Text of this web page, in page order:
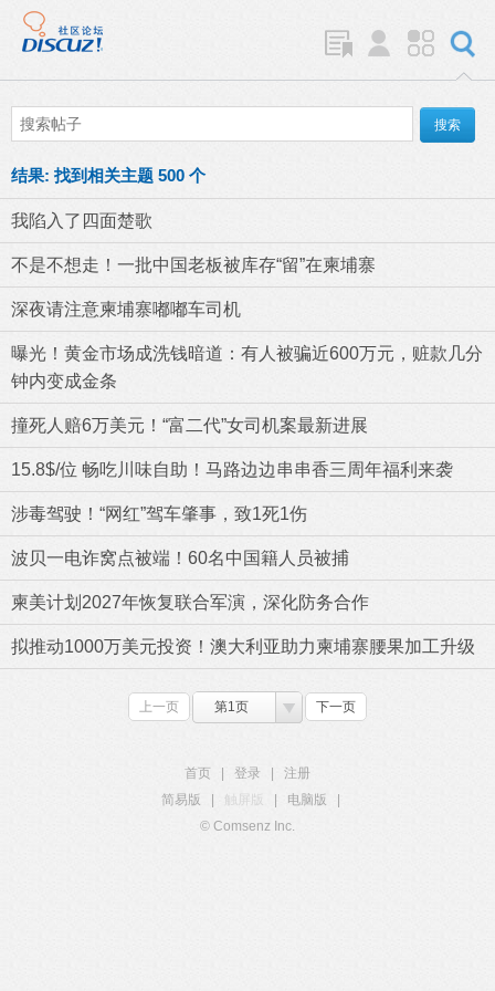
结果: 找到相关主题 500 个
我陷入了四面楚歌
不是不想走！一批中国老板被库存“留”在柬埔寨
深夜请注意柬埔寨嘟嘟车司机
曝光！黄金市场成洗钱暗道：有人被骗近600万元，赃款几分
钟内变成金条
撞死人赔6万美元！“富二代”女司机案最新进展
15.8$/位 畅吃川味自助！马路边边串串香三周年福利来袭
涉毒驾驶！“网红”驾车肇事，致1死1伤
波贝一电诈窝点被端！60名中国籍人员被捕
柬美计划2027年恢复联合军演，深化防务合作
拟推动1000万美元投资！澳大利亚助力柬埔寨腰果加工升级
上一页 第1页 下一页
首页 登录
注册
简易版
触屏版 电脑版
© Comsenz Inc.